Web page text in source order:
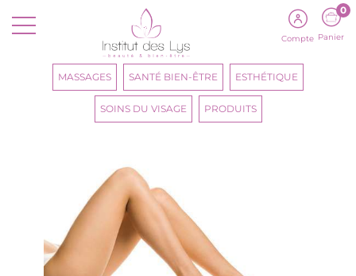
Compte
0
Panier
MASSAGES SANTÉ BIEN-ÊTRE ESTHÉTIQUE
SOINS DU VISAGE PRODUITS